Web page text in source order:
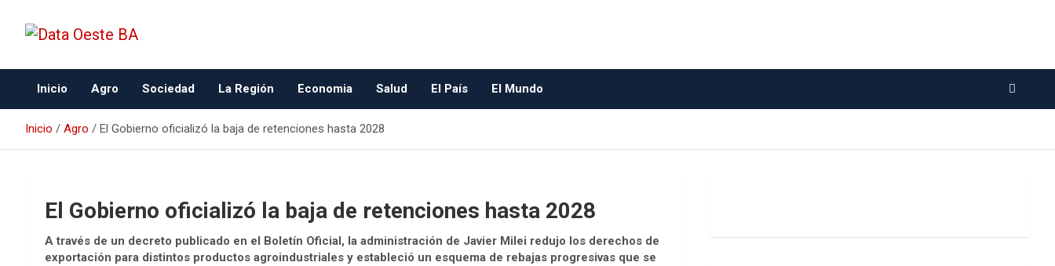
Data Oeste BA
Inicio Agro Sociedad La Región Economia Salud El País El Mundo
Inicio Agro El Gobierno oficializó la baja de retenciones hasta 2028
El Gobierno oficializó la baja de retenciones hasta 2028
A través de un decreto publicado en el Boletín Oficial, la administración de Javier Milei redujo los derechos de
exportación para distintos productos agroindustriales y estableció un esquema de rebajas progresivas que se